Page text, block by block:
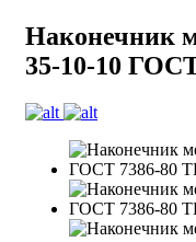
Наконечник
35-10-10